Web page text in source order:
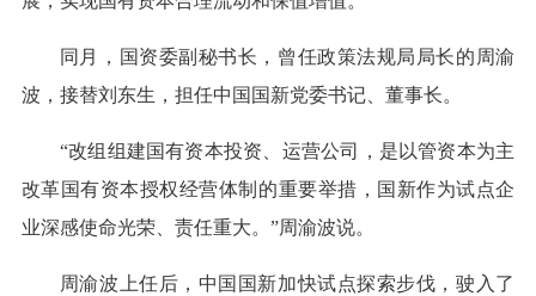
同月，国资委副秘书长，曾任政策法规局局长的周渝
波，接替刘东生，担任中国国新党委书记、董事长。
“改组组建国有资本投资、运营公司，是以管资本为主
改革国有资本授权经营体制的重要举措，国新作为试点企
业深感使命光荣、责任重大。”周渝波说。
周渝波上任后，中国国新加快试点探索步伐，驶入了